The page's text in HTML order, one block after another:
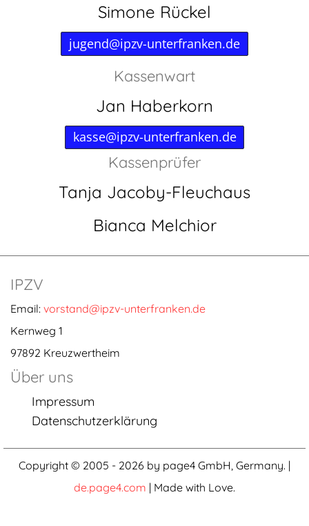
Simone Rückel
jugend@ipzv-unterfranken.de
Kassenwart
Jan Haberkorn
kasse@ipzv-unterfranken.de
Kassenprüfer
Tanja Jacoby-Fleuchaus
Bianca Melchior
IPZV
Email: vorstand@ipzv-unterfranken.de
Kernweg 1
97892 Kreuzwertheim
Über uns
Impressum
Datenschutzerklärung
Copyright © 2005 - 2026 by page4 GmbH, Germany. |
de.page4.com | Made with Love.